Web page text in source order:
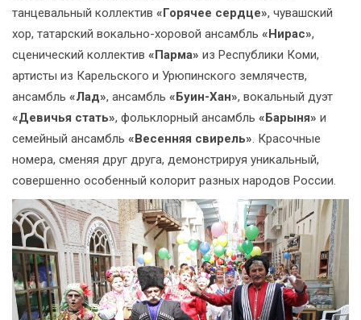
танцевальный коллектив «Горячее сердце», чувашский
хор, татарский вокально-хоровой ансамбль «Нирас»,
сценический коллектив «Парма» из Республики Коми,
артисты из Карельского и Урюпинского землячеств,
ансамбль «Лад», ансамбль «Буин-Хан», вокальный дуэт
«Девичья стать», фольклорный ансамбль «Барыня» и
семейный ансамбль «Весенняя свирель». Красочные
номера, сменяя друг друга, демонстрируя уникальный,
совершенно особенный колорит разных народов России.